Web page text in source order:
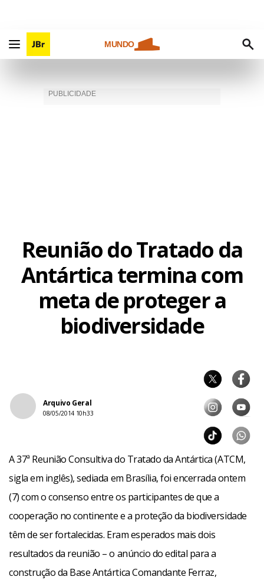
MUNDO
Reunião do Tratado da
Antártica termina com
meta de proteger a
biodiversidade
Arquivo Geral
08/05/2014 10h33
A 37ª Reunião Consultiva do Tratado da Antártica (ATCM,
sigla em inglês), sediada em Brasília, foi encerrada ontem
(7) com o consenso entre os participantes de que a
cooperação no continente e a proteção da biodiversidade
têm de ser fortalecidas. Eram esperados mais dois
resultados da reunião – o anúncio do edital para a
construção da Base Antártica Comandante Ferraz,